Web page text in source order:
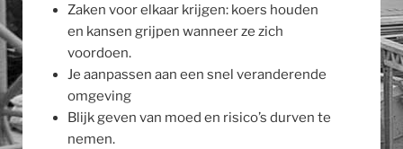
Zaken voor elkaar krijgen: koers houden
en kansen grijpen wanneer ze zich
voordoen.
Je aanpassen aan een snel veranderende
omgeving
Blijk geven van moed en risico’s durven te
nemen.